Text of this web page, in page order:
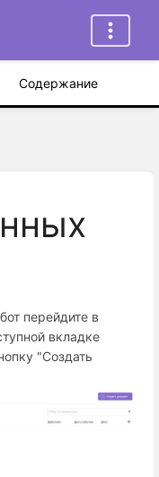
Содержание
перейдите в
вкладке
"Создать